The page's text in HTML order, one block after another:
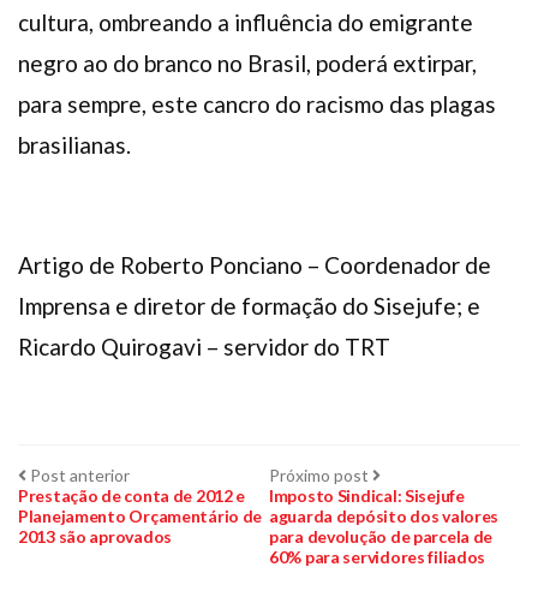
cultura, ombreando a influência do emigrante
negro ao do branco no Brasil, poderá extirpar,
para sempre, este cancro do racismo das plagas
brasilianas.
Artigo de Roberto Ponciano – Coordenador de
Imprensa e diretor de formação do Sisejufe; e
Ricardo Quirogavi – servidor do TRT
Navegação
de
Post anteriorPost
anterior:
Prestação de conta de 2012 e
Planejamento Orçamentário de
2013 são aprovados
Próximo post Próximo
post:
Imposto Sindical: Sisejufe
aguarda depósito dos valores
para devolução de parcela de
60% para servidores filiados